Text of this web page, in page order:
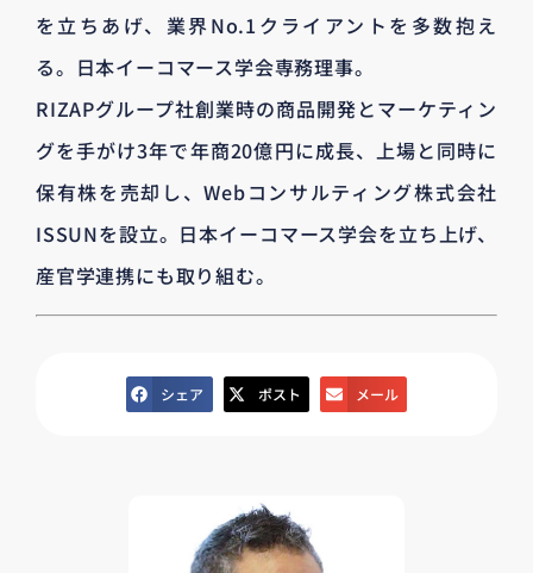
を立ちあげ、業界No.1クライアントを多数抱え
る。日本イーコマース学会専務理事。
RIZAPグループ社創業時の商品開発とマーケティン
グを手がけ3年で年商20億円に成長、上場と同時に
保有株を売却し、Webコンサルティング株式会社
ISSUNを設立。日本イーコマース学会を立ち上げ、
産官学連携にも取り組む。
シェア ポスト メール